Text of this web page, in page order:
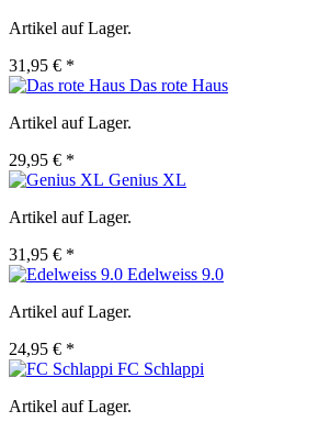
Artikel auf Lager.
31,95 € *
Das rote Haus
Artikel auf Lager.
29,95 € *
Genius XL
Artikel auf Lager.
31,95 € *
Edelweiss 9.0
Artikel auf Lager.
24,95 € *
FC Schlappi
Artikel auf Lager.